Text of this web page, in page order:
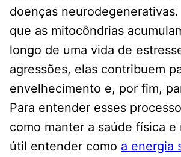
doenças neurodegenerativas.
que as mitocôndrias
longo de uma vida de
agressões, elas contribuem
envelhecimento e, por fim,
Para entender esses
como manter a saúde física
útil entender como a energia